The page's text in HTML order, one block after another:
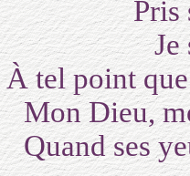
Pris
Je
À tel point
Mon Dieu,
Quand ses